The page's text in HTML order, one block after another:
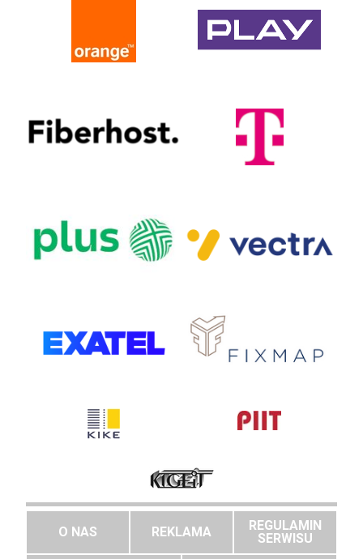
O NAS REKLAMA
REGULAMIN
SERWISU